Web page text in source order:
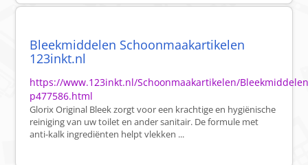
Bleekmiddelen Schoonmaakartikelen
123inkt.nl
https://www.123inkt.nl/Schoonmaakartikelen/
p477586.html
Glorix Original Bleek zorgt voor een krachtige en hygiënische
reiniging van uw toilet en ander sanitair. De formule met
anti-kalk ingrediënten helpt vlekken ...